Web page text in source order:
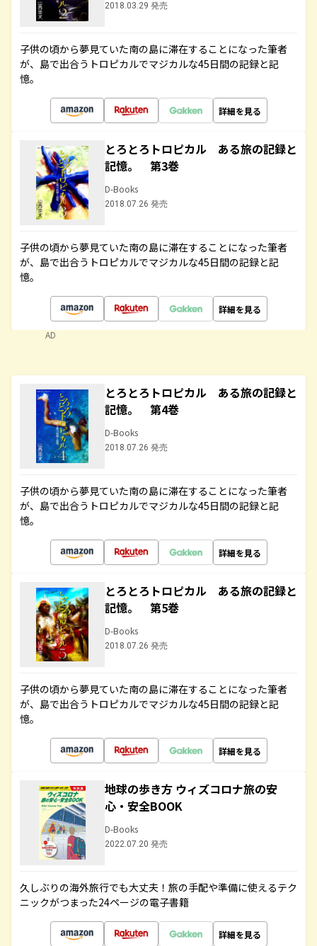
2018.03.29 発売
子供の頃から夢見ていた南の島に滞在することになった筆者
が、島で出合うトロピカルでマジカルな45日間の記録と記
憶。
詳細を見る
とろとろトロピカル ある旅の記録と
記憶。 第3巻
D-Books
2018.07.26 発売
子供の頃から夢見ていた南の島に滞在することになった筆者
が、島で出合うトロピカルでマジカルな45日間の記録と記
憶。
詳細を見る
AD
とろとろトロピカル ある旅の記録と
記憶。 第4巻
D-Books
2018.07.26 発売
子供の頃から夢見ていた南の島に滞在することになった筆者
が、島で出合うトロピカルでマジカルな45日間の記録と記
憶。
詳細を見る
とろとろトロピカル ある旅の記録と
記憶。 第5巻
D-Books
2018.07.26 発売
子供の頃から夢見ていた南の島に滞在することになった筆者
が、島で出合うトロピカルでマジカルな45日間の記録と記
憶。
詳細を見る
地球の歩き方 ウィズコロナ旅の安
心・安全BOOK
D-Books
2022.07.20 発売
久しぶりの海外旅行でも大丈夫！旅の手配や準備に使えるテク
ニックがつまった24ページの電子書籍
詳細を見る